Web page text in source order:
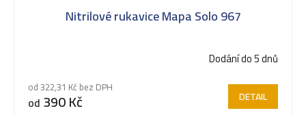
Nitrilové rukavice Mapa Solo 967
Dodání do 5 dnů
od 322,31 Kč bez DPH
od 390 Kč DETAIL